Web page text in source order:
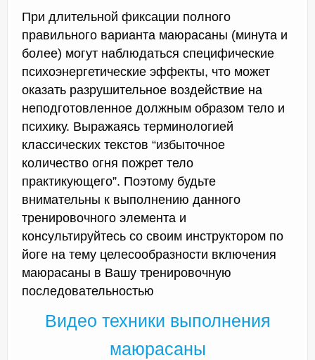
При длительной фиксации полного
правильного варианта маюрасаны (минута и
более) могут наблюдаться специфические
психоэнергетические эффекты, что может
оказать разрушительное воздействие на
неподготовленное должным образом тело и
психику. Выражаясь терминологией
классических текстов “избыточное
количество огня пожрет тело
практикующего”. Поэтому будьте
внимательны к выполнению данного
тренировочного элемента и
консультируйтесь со своим инструктором по
йоге на тему целесообразности включения
маюрасаны в Вашу тренировочную
последовательностью
Видео техники выполнения
маюрасаны